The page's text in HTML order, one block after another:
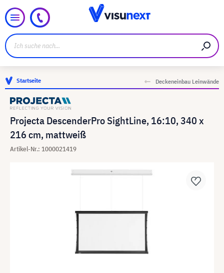
Startseite Deckeneinbau Leinwände
Projecta DescenderPro SightLine, 16:10, 340 x
216 cm, mattweiß
Artikel-Nr.: 1000021419